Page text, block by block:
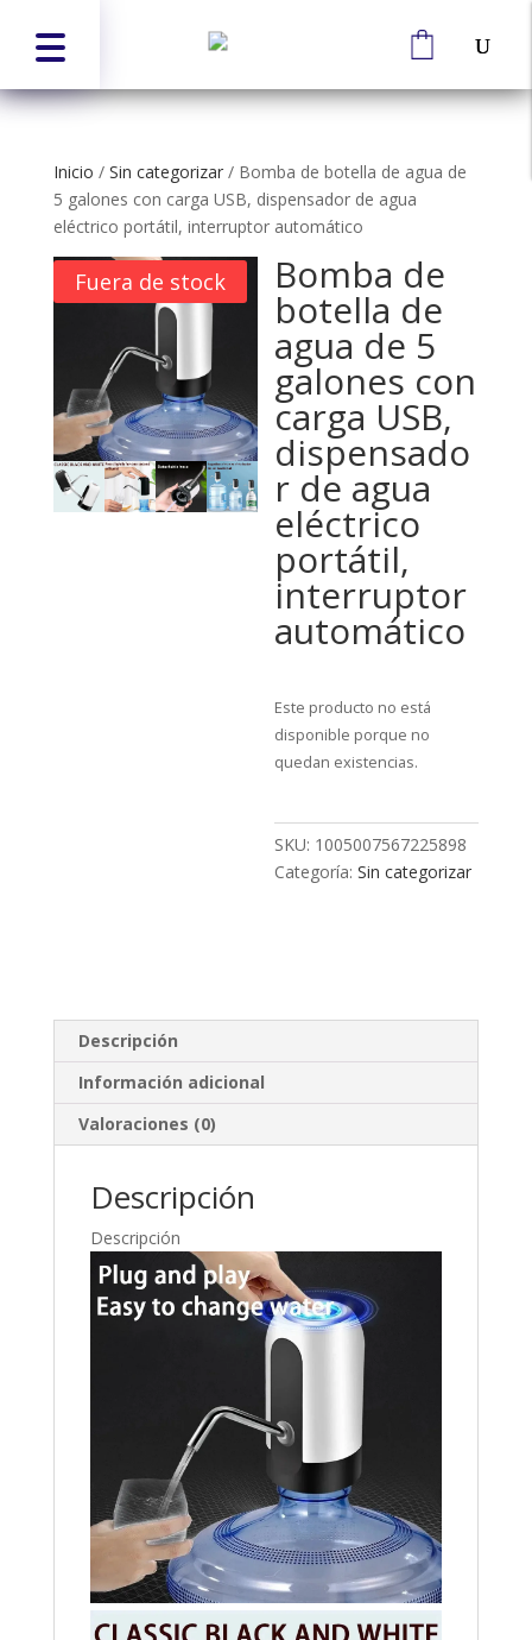
Inicio / Sin categorizar/ Bomba de botella de agua de
5 galones con carga USB, dispensador de agua
eléctrico portátil, interruptor automático
Fuera de stock Bomba de
botella de
agua de 5
galones con
carga USB,
dispensado
r de agua
eléctrico
portátil,
interruptor
automático
Este producto no está
disponible porque no
quedan existencias.
SKU: 1005007567225898
Categoría: Sin categorizar
Descripción
Información adicional
Valoraciones (0)
Descripción
Descripción